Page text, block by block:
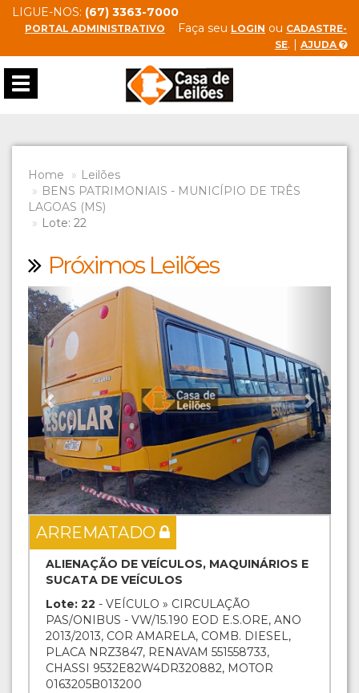
LIGUE-NOS: (67) 3363-7000
PORTAL ADMINISTRATIVO Faça seu LOGIN ou CADASTRE-
SE. | AJUDA
Toggle
navigation
Home
Leilões
BENS PATRIMONIAIS - MUNICÍPIO DE TRÊS
LAGOAS (MS)
Lote: 22
Próximos Leilões
Previous
ARREMATADO
ALIENAÇÃO DE VEÍCULOS, MAQUINÁRIOS E
SUCATA DE VEÍCULOS
Lote: 22 - VEÍCULO » CIRCULAÇÃO
PAS/ONIBUS - VW/15.190 EOD E.S.ORE, ANO
2013/2013, COR AMARELA, COMB. DIESEL,
PLACA NRZ3847, RENAVAM 551558733,
CHASSI 9532E82W4DR320882, MOTOR
0163205B013200